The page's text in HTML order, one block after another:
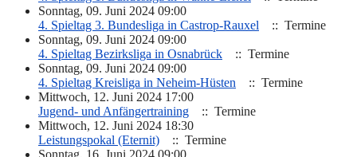
Sonntag, 09. Juni 2024 09:00
4. Spieltag 3. Bundesliga in Castrop-Rauxel
:: Termine
Sonntag, 09. Juni 2024 09:00
4. Spieltag Bezirksliga in Osnabrück
:: Termine
Sonntag, 09. Juni 2024 09:00
4. Spieltag Kreisliga in Neheim-Hüsten
:: Termine
Mittwoch, 12. Juni 2024 17:00
Jugend- und Anfängertraining
:: Termine
Mittwoch, 12. Juni 2024 18:30
Leistungspokal (Eternit)
:: Termine
Sonntag, 16. Juni 2024 09:00